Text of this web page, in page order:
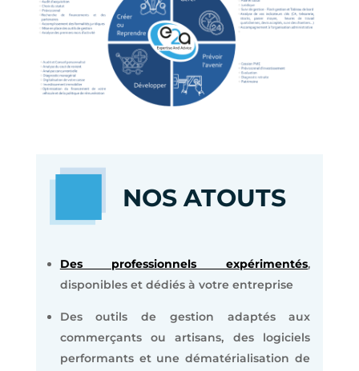
NOS ATOUTS
Des professionnels expérimentés,
disponibles et dédiés à votre entreprise
Des outils de gestion adaptés aux
commerçants ou artisans, des logiciels
performants et une dématérialisation de